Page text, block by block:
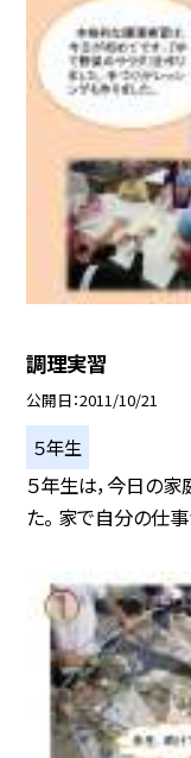
調理実習
公開日 2011/10/21
５年生
５年生は，今日の家
た。 家で自分の仕